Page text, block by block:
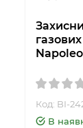
Код: BI-
В